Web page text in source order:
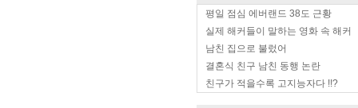
평일 점심 에버랜드 38도 근황
실제 해커들이 말하는 영화 속 해커
남친 집으로 불렀어
결혼식 친구 남친 동행 논란
친구가 적을수록 고지능자다 !!?